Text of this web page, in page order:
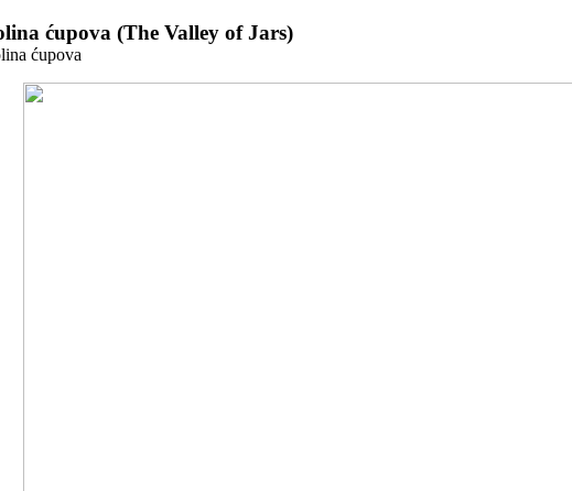
Zum
Inhalt
springen
ćupova (The Valley of Jars)
ćupova